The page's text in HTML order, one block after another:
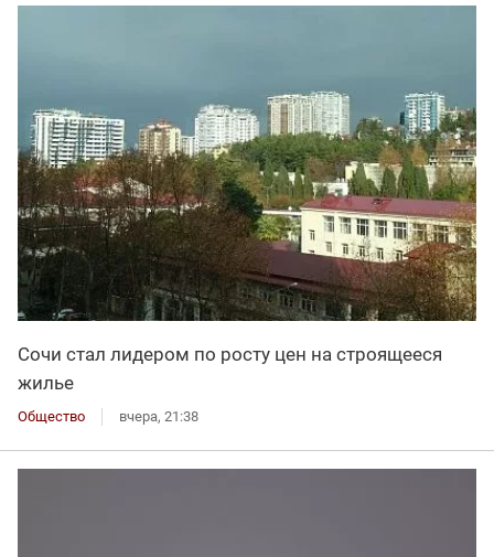
Сочи стал лидером по росту цен на строящееся
жилье
Общество вчера, 21:38